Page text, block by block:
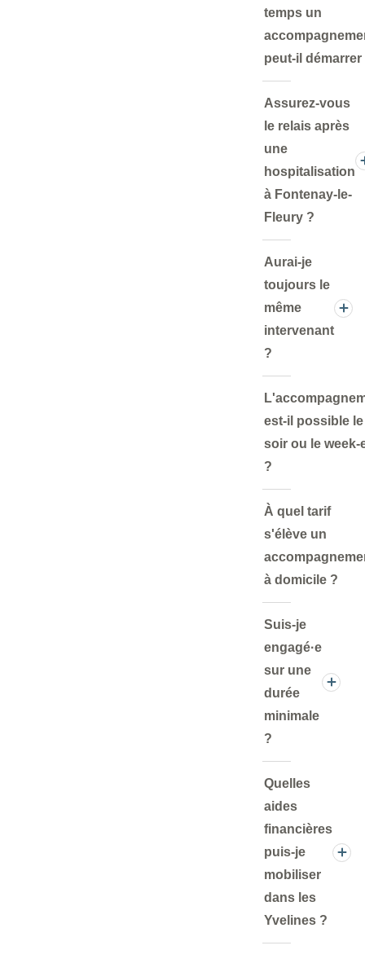
temps un
peut-il démarrer
Assurez-vous
le relais après
une
hospitalisation
à Fontenay-le-
Fleury ?
Aurai-je
toujours le
même
intervenant
?
est-il possible le
soir ou le week-
?
À quel tarif
s'élève un
à domicile ?
Suis-je
engagé·e
sur une
durée
minimale
?
Quelles
aides
financières
puis-je
mobiliser
dans les
Yvelines ?